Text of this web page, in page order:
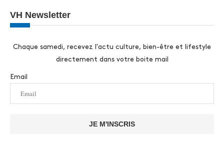
VH Newsletter
Chaque samedi, recevez l'actu culture, bien-être et lifestyle
directement dans votre boite mail
Email
JE M'INSCRIS